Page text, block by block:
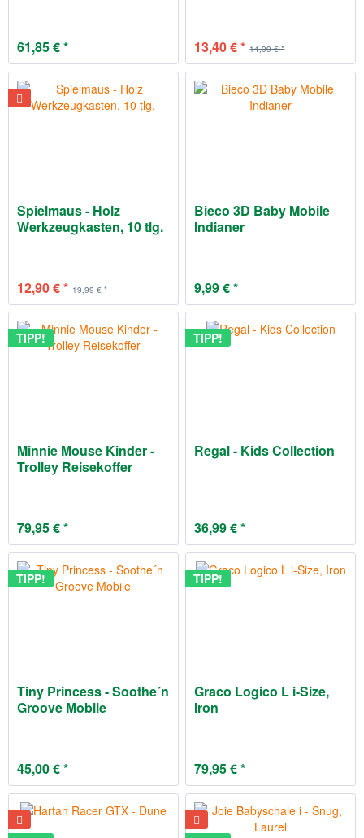
61,85 € * 14,99 € *
13,40 € *
Spielmaus - Holz
Werkzeugkasten, 10 tlg.
19,99 € *
12,90 € *
Bieco 3D Baby Mobile
Indianer
9,99 € *
TIPP!
Minnie Mouse Kinder -
Trolley Reisekoffer
79,95 € *
TIPP!
Regal - Kids Collection
36,99 € *
TIPP!
Tiny Princess - Soothe´n
Groove Mobile
45,00 € *
TIPP!
Graco Logico L i-Size,
Iron
79,95 € *